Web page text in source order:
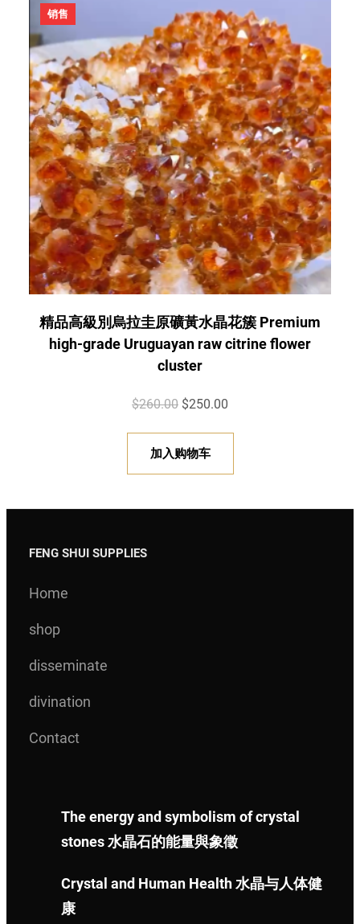
,
1
9
0
.
0
0
。
$
2
,
1
8
8
.
0
0
。
销售
销
产
品
精品高級別烏拉圭原礦黃水晶花簇 Premium
high-grade Uruguayan raw citrine flower
cluster
$260.00 原
为
：
$250.00
格
加入购物车
FENG SHUI SUPPLIES
Home
shop
disseminate
divination
Contact
The energy and symbolism of crystal
stones 水晶石的能量與象徵
Crystal and Human Health 水晶与人体健
康